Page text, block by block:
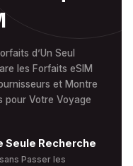
d’Un Seul
les Forfaits eSIM
et Montre
pour Votre Voyage
Seule Recherche
Passer les